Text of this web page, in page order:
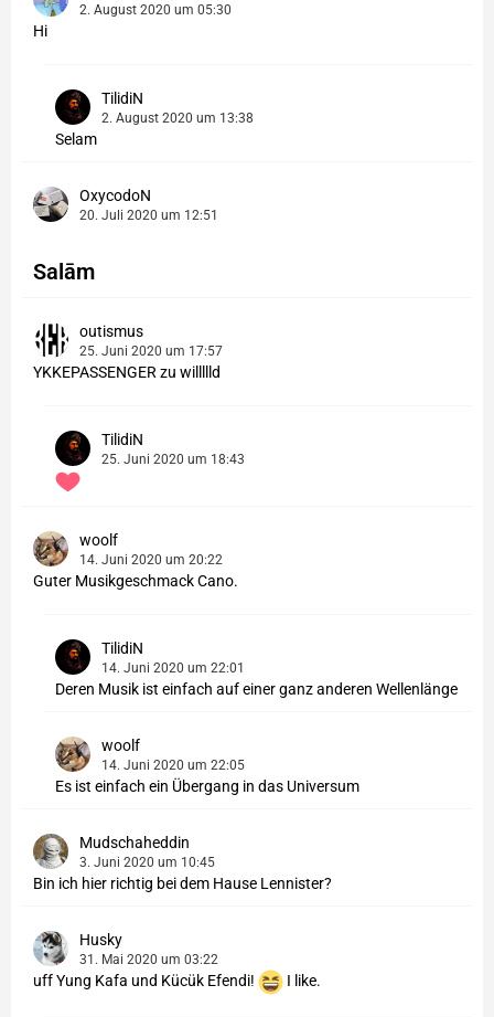
2. August 2020 um 05:30
Hi
TilidiN
2. August 2020 um 13:38
Selam
OxycodoN
20. Juli 2020 um 12:51
Salām
outismus
25. Juni 2020 um 17:57
YKKEPASSENGER zu willllld
TilidiN
25. Juni 2020 um 18:43
woolf
14. Juni 2020 um 20:22
Guter Musikgeschmack Cano.
TilidiN
14. Juni 2020 um 22:01
Deren Musik ist einfach auf einer ganz anderen Wellenlänge
woolf
14. Juni 2020 um 22:05
Es ist einfach ein Übergang in das Universum
Mudschaheddin
3. Juni 2020 um 10:45
Bin ich hier richtig bei dem Hause Lennister?
Husky
31. Mai 2020 um 03:22
uff Yung Kafa und Kücük Efendi! I like.